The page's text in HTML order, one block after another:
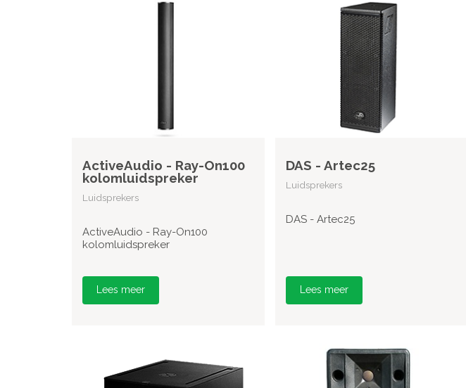
ActiveAudio - Ray-On100
kolomluidspreker
Luidsprekers
ActiveAudio - Ray-On100
kolomluidspreker
Lees meer
DAS - Artec25
Luidsprekers
DAS - Artec25
Lees meer